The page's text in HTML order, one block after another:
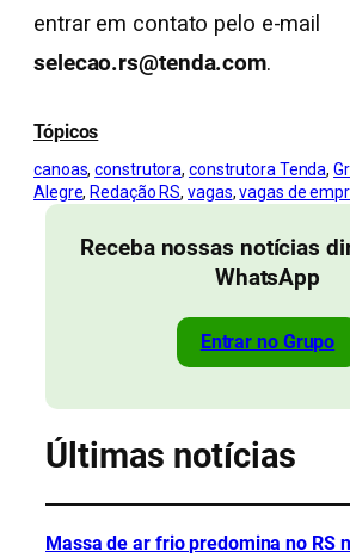
entrar em contato pelo e-mail
selecao.rs@tenda.com.
Tópicos
canoas, construtora, construtora Tenda,
Alegre, Redação RS, vagas, vagas de
Receba nossas notícias
WhatsApp
Entrar no Grupo
Últimas notícias
Massa de ar frio predomina no RS